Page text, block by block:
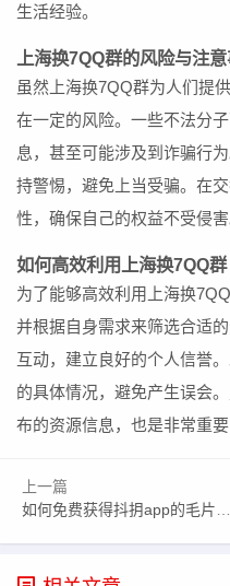
生活经验。
上海换7QQ群的风险与注
虽然上海换7QQ群为人们提
在一定的风险。一些不法分
息，甚至可能涉及到诈骗行
持警惕，避免上当受骗。在
性，确保自己的权益不受侵害
如何高效利用上海换7QQ群
为了能够高效利用上海换
并根据自身需求来筛选合适
互动，建立良好的个人信誉
的具体情况，避免产生误会
布的资源信息，也是非常重要
上一篇
如何免费获得抖抈app的毛片入口，是否真有免费资源可得？